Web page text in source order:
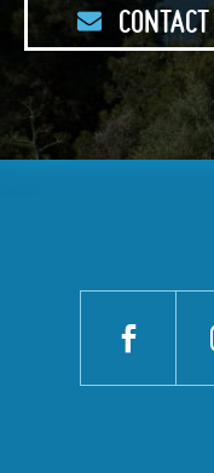
CONTACT